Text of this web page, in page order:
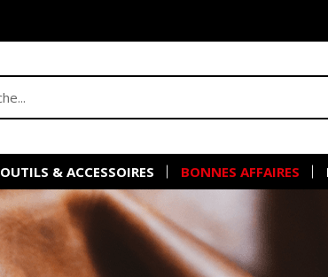
OUTILS & ACCESSOIRES BONNES AFFAIRES